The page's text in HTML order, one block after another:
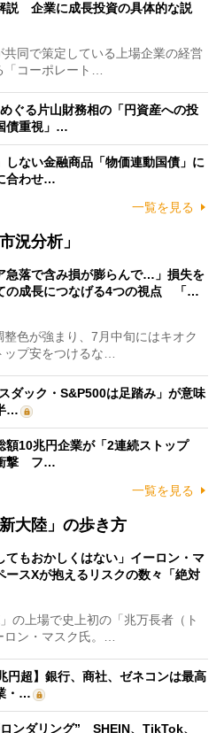
説 企業に成長投資の具体的な説
同で策定している上場企業の経営
コーポレート…
ぐる片山財務相の「円資産への投
債重視」…
しない金融商品「物価連動国債」に
合わせ…
一覧を見る
況分析」
急落で含み損が膨らんで…」損失を
の成長につなげる4つの視点 「…
色が強まり、7月中旬にはキオク
プ安をつけるな…
ダック・S&P500は足踏み」が意味
…
額10兆円企業が「2連続ストップ
衝撃 フ…
一覧を見る
大陸」の歩き方
てもおかしくはない」イーロン・マ
ースXが抱えるリスクの数々「絶対
の上場で史上初の「兆万長者（ト
ン・マスク氏。…
円超】銀行、商社、ゼネコンは最高
・…
ンダリング” SHEIN、TikTok、